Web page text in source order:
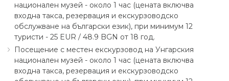
национален музей - около 1 час (цената включва
входна такса, резервация и екскурзоводско
обслужване на български език), при минимум 12
туристи - 25 EUR ∕ 48.9 BGN от 18 год.
Посещение с местен екскурзовод на Унгарския
национален музей - около 1 час (цената включва
входна такса, резервация и екскурзоводско